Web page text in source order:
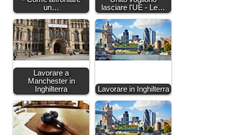
un…
lasciare l'UE - Le…
Lavorare a
Manchester in
Inghilterra
Lavorare in Inghilterra